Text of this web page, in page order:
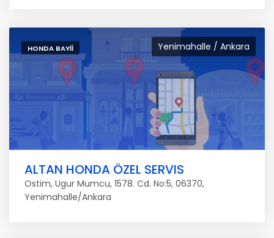
Yenimahalle / Ankara
HONDA BAYII
ALTAN HONDA ÖZEL SERVIS
Ostim, Ugur Mumcu, 1578. Cd. No:5, 06370,
Yenimahalle/Ankara